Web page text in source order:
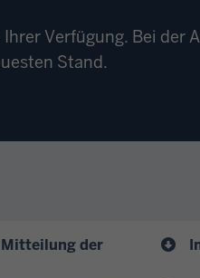
Verfügung. Bei
Stand.
Mitteilung der